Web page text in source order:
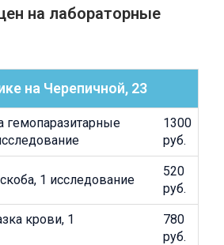
на лабораторные
на Черепичной, 23
гемопаразитарные
1300
руб.
1 исследование
520
руб.
крови, 1
780
руб.